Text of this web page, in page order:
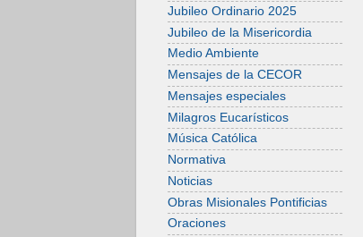
Jubileo Ordinario 2025
Jubileo de la Misericordia
Medio Ambiente
Mensajes de la CECOR
Mensajes especiales
Milagros Eucarísticos
Música Católica
Normativa
Noticias
Obras Misionales Pontificias
Oraciones